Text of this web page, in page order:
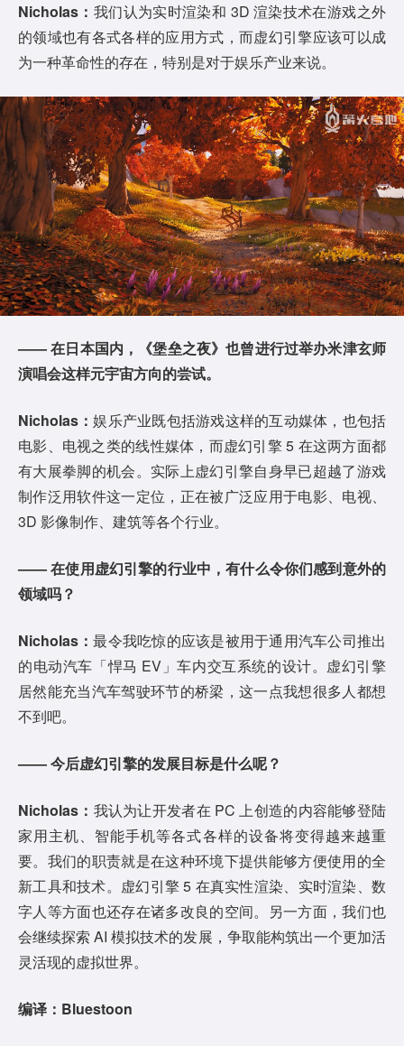
Nicholas： 我们认为实时渲染和 3D 渲染技术在游戏之外
的领域也有各式各样的应用方式，而虚幻引擎应该可以成
为一种革命性的存在，特别是对于娱乐产业来说。
—— 在日本国内，《堡垒之夜》也曾进行过举办米津玄师
演唱会这样元宇宙方向的尝试。
Nicholas：娱乐产业既包括游戏这样的互动媒体，也包括
电影、电视之类的线性媒体，而虚幻引擎 5 在这两方面都
有大展拳脚的机会。实际上虚幻引擎自身早已超越了游戏
制作泛用软件这一定位，正在被广泛应用于电影、电视、
3D 影像制作、建筑等各个行业。
—— 在使用虚幻引擎的行业中，有什么令你们感到意外的
领域吗？
Nicholas：最令我吃惊的应该是被用于通用汽车公司推出
的电动汽车「悍马 EV」车内交互系统的设计。虚幻引擎
居然能充当汽车驾驶环节的桥梁，这一点我想很多人都想
不到吧。
—— 今后虚幻引擎的发展目标是什么呢？
Nicholas： 我认为让开发者在 PC 上创造的内容能够登陆
家用主机、智能手机等各式各样的设备将变得越来越重
要。我们的职责就是在这种环境下提供能够方便使用的全
新工具和技术。虚幻引擎 5 在真实性渲染、实时渲染、数
字人等方面也还存在诸多改良的空间。另一方面，我们也
会继续探索 AI 模拟技术的发展，争取能构筑出一个更加活
灵活现的虚拟世界。
编译：Bluestoon